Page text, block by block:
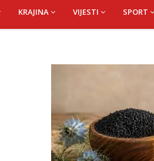
KRAJINA VIJESTI SPORT